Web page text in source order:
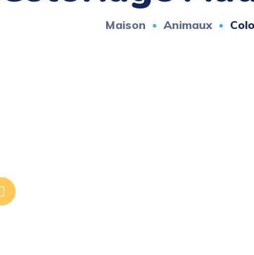
Maison Animaux